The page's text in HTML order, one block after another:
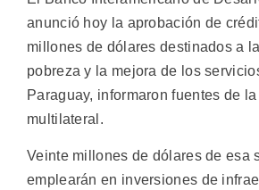
anunció hoy la aprobación de
millones de dólares destinados a
pobreza y la mejora de los
Paraguay, informaron fuentes de
multilateral.
Veinte millones de dólares de esa
emplearán en inversiones de